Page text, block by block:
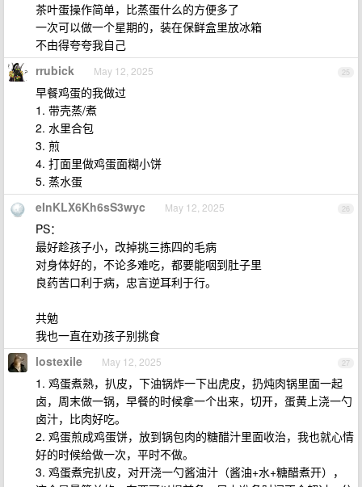
茶叶蛋操作简单，比蒸蛋什么的方便多了
一次可以做一个星期的，装在保鲜盒里放冰箱
不由得夸夸我自己
25
rrubick May 12, 2025
早餐鸡蛋的我做过
1. 带壳蒸/煮
2. 水里合包
3. 煎
4. 打面里做鸡蛋面糊小饼
5. 蒸水蛋
26
eInKLX6Kh6sS3wyc May 12, 2025
PS：
最好趁孩子小，改掉挑三拣四的毛病
对身体好的，不论多难吃，都要能咽到肚子里
良药苦口利于病，忠言逆耳利于行。
共勉
我也一直在劝孩子别挑食
27
lostexile May 12, 2025
1. 鸡蛋煮熟，扒皮，下油锅炸一下出虎皮，扔炖肉锅里面一起
卤，周末做一锅，早餐的时候拿一个出来，切开，蛋黄上浇一勺
卤汁，比肉好吃。
2. 鸡蛋煎成鸡蛋饼，放到锅包肉的糖醋汁里面收治，我也就心情
好的时候给做一次，平时不做。
3. 鸡蛋煮完扒皮，对开浇一勺酱油汁（酱油+水+糖醋煮开），